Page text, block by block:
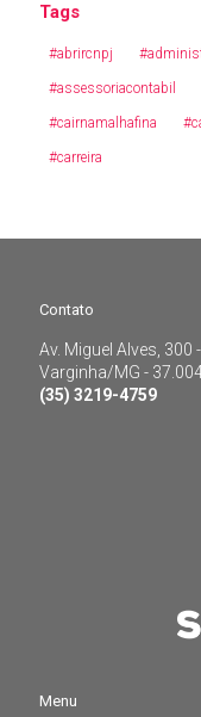
Tags
#abrircnpj
#assessoriacontabil
#cairnamalhafina
#carreira
Varginha/MG -
Contato
Av. Miguel Alves, 300
Varginha/MG -
(35) 3219-4759
Menu